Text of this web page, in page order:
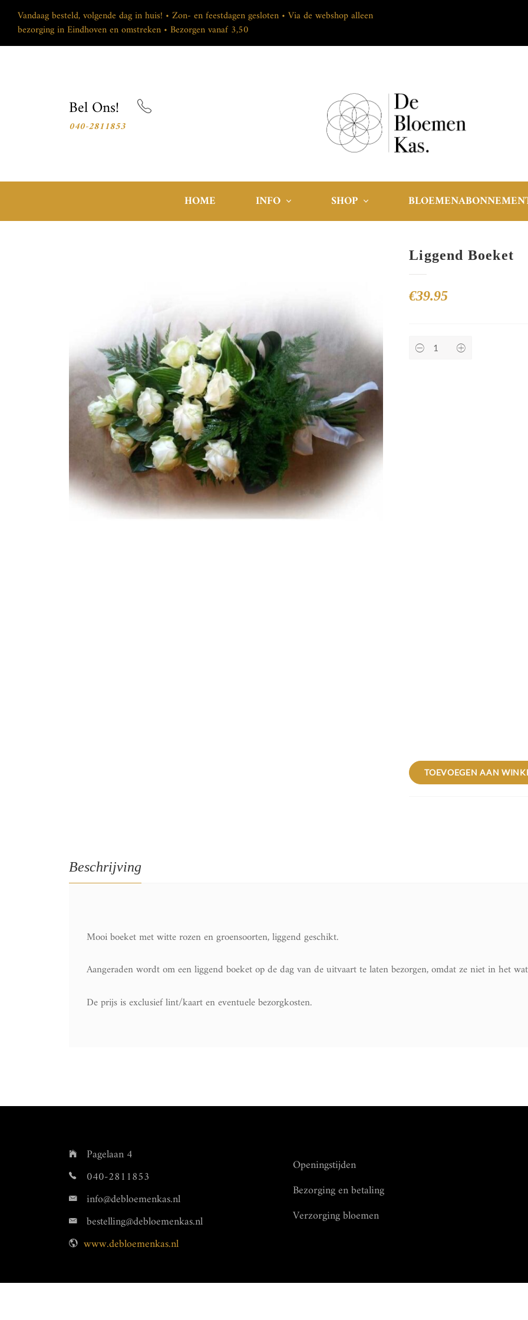
Vandaag besteld, volgende dag in huis! • Zon- en feestdagen gesloten • Via de webshop alleen
bezorging in Eindhoven en omstreken • Bezorgen vanaf 3,50
Bel Ons!
040-2811853
HOME INFO SHOP
Liggend Boeket
€39.95
Liggend
boeket
TOEVOEGEN AAN
Beschrijving
Mooi boeket met witte rozen en groensoorten, liggend geschikt.
Aangeraden wordt om een liggend boeket op de dag van de uitvaart te laten bezorgen, omdat ze niet in het
De prijs is exclusief lint/kaart en eventuele bezorgkosten.
Pagelaan 4
040-2811853
info@debloemenkas.nl
bestelling@debloemenkas.nl
www.debloemenkas.nl
Openingstijden
Bezorging en betaling
Verzorging bloemen